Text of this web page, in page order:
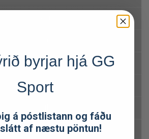
Skelbuxur dömu
Buxur
Leggings
byrjar hjá GG
Sport
á póstlistann og fáðu
af næstu pöntun!